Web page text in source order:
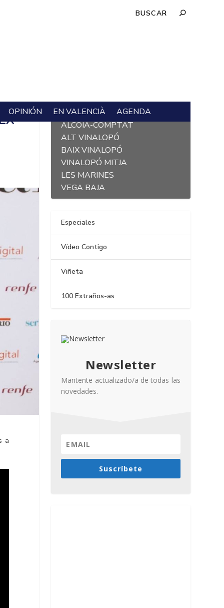
OPINIÓN EN VALENCIÀ AGENDA
a
L´ALACANTÍ
ALCOIÀ-COMPTAT
ALT VINALOPÓ
BAIX VINALOPÓ
VINALOPÓ MITJA
LES MARINES
VEGA BAJA
Especiales
Vídeo Contigo
Viñeta
100 Extraños-as
Newsletter
Mantente actualizado/a de todas las
novedades.
Suscríbete